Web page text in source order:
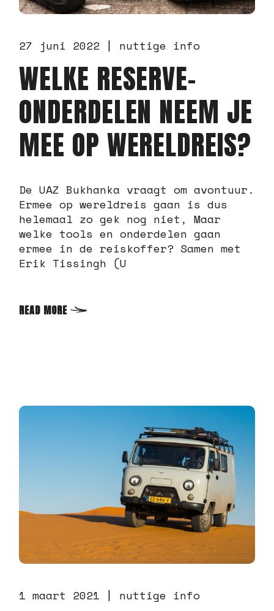
27 juni 2022 nuttige info
WELKE RESERVE-
ONDERDELEN NEEM JE
MEE OP WERELDREIS?
De UAZ Bukhanka vraagt om avontuur.
Ermee op wereldreis gaan is dus
helemaal zo gek nog niet, Maar
welke tools en onderdelen gaan
ermee in de reiskoffer? Samen met
Erik Tissingh (U
READ MORE
1 maart 2021 nuttige info